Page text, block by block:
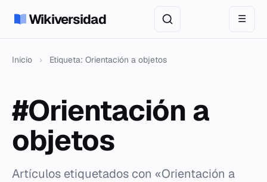
Wikiversidad ☰
Inicio › Etiqueta: Orientación a objetos
#Orientación a
objetos
Artículos etiquetados con «Orientación a